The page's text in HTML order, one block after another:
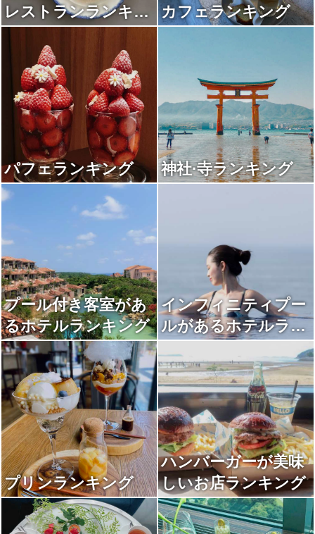
レストランランキン
グ
カフェランキング
パフェランキング 神社·寺ランキング
プール付き客室があ
るホテルランキング
インフィニティプー
ルがあるホテルラン
キング
プリンランキング
ハンバーガーが美味
しいお店ランキング